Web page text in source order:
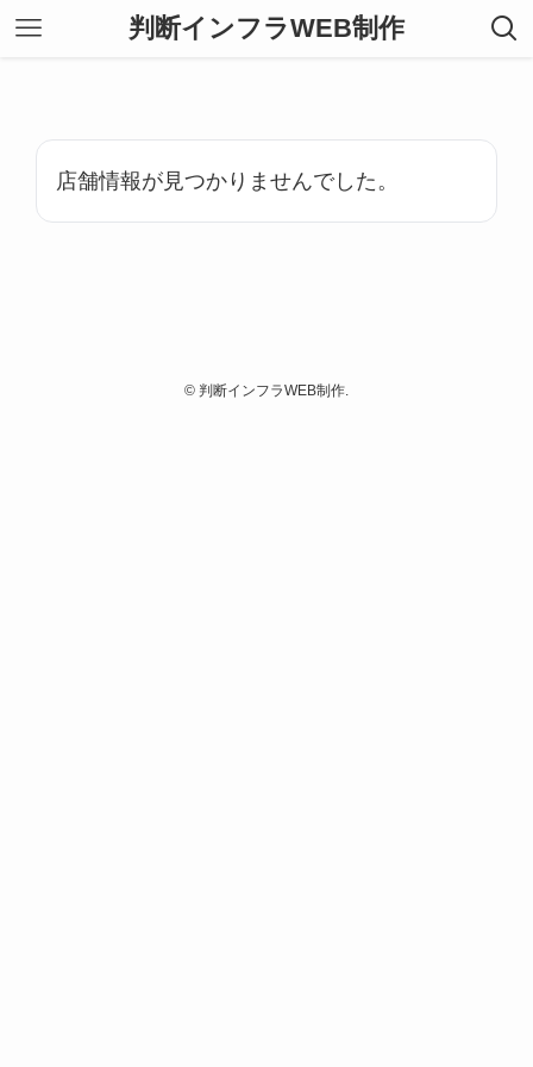
判断インフラWEB制作
店舗情報が見つかりませんでした。
© 判断インフラWEB制作.